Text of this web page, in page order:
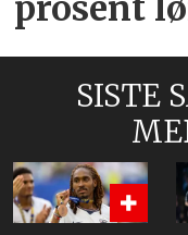
prosent
SISTE